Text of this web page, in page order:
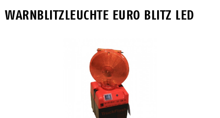
WARNBLITZLEUCHTE EURO BLITZ LED